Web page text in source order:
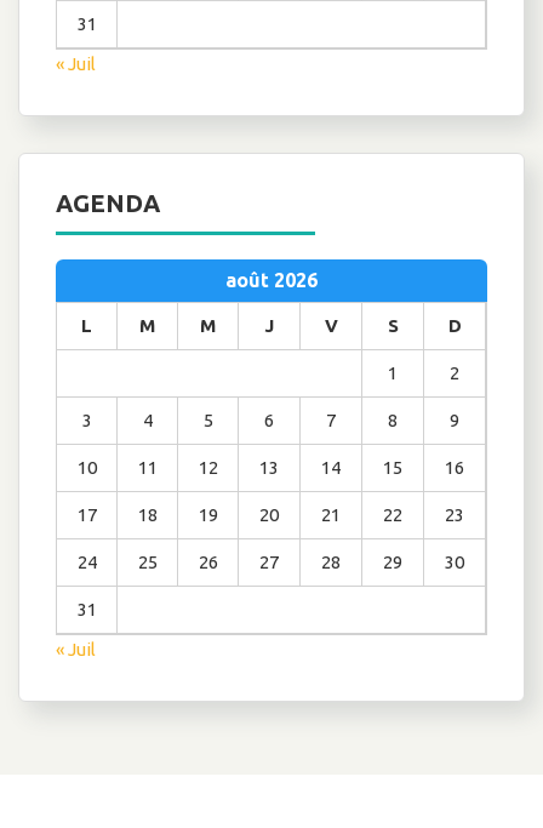
31
« Juil
AGENDA
août 2026
L M M J V S D
1 2
3 4 5 6 7 8 9
10 11 12 13 14 15 16
17 18 19 20 21 22 23
24 25 26 27 28 29 30
31
« Juil